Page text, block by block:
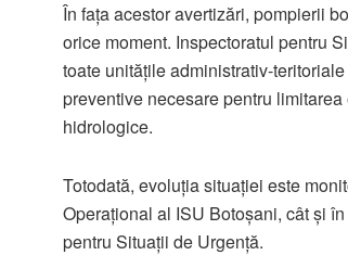
În fața acestor avertizări, pompierii
orice moment. Inspectoratul pentru
toate unitățile administrativ-
preventive necesare pentru
hidrologice.
Totodată, evoluția situației este
Operațional al ISU Botoșani, cât și
pentru Situații de Urgență.